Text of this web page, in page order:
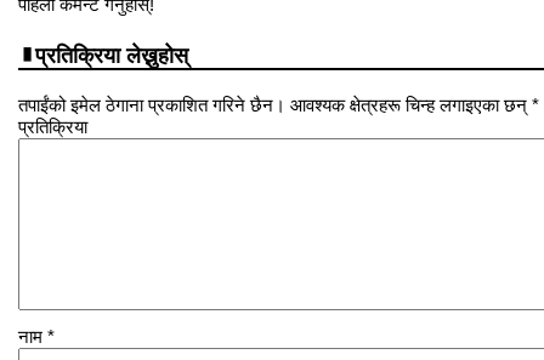
पहिलो कमेन्ट गर्नुहोस्!
प्रतिक्रिया लेख्नुहोस्
तपाईंको इमेल ठेगाना प्रकाशित गरिने छैन। आवश्यक क्षेत्रहरू चिन्ह लगाइएका छन् *
प्रतिक्रिया
नाम *